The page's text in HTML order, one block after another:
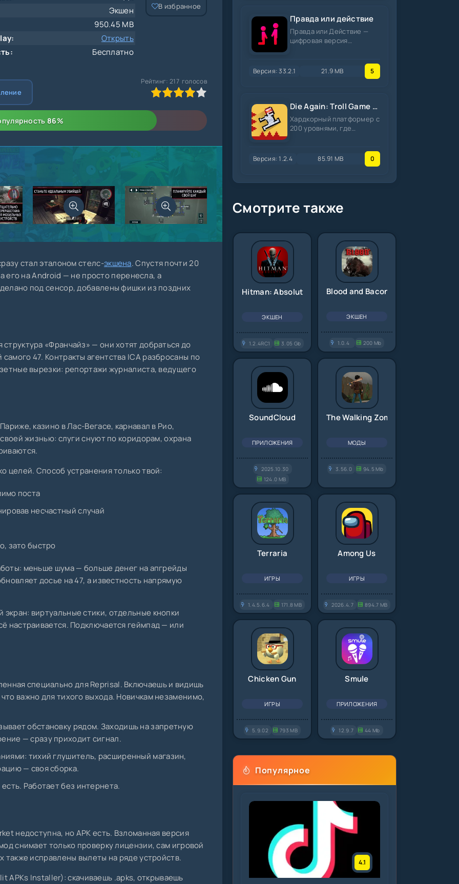
Экшен
950.45 MB
Открыть
Бесплатно
В избранное
Рейтинг: 217 голосов
86%
стал эталоном стелс-экшена. Спустя почти 20
его на Android — не просто перенесла, а
под сенсор, добавлены фишки из поздних
«Франчайз» — они хотят добраться до
47. Контракты агентства ICA разбросаны по
вырезки: репортажи журналиста, ведущего
казино в Лас-Вегасе, карнавал в Рио,
жизнью: слуги снуют по коридорам, охрана
целей. Способ устранения только твой:
поста
несчастный случай
зато быстро
меньше шума — больше денег на апгрейды
досье на 47, а известность напрямую
виртуальные стики, отдельные кнопки
настраивается. Подключается геймпад — или
специально для Reprisal. Включаешь и видишь
важно для тихого выхода. Новичкам незаменимо,
обстановку рядом. Заходишь на запретную
— сразу приходит сигнал.
тихий глушитель, расширенный магазин,
— своя сборка.
Работает без интернета.
недоступна, но APK есть. Взломанная версия
снимает только проверку лицензии, сам игровой
также исправлены вылеты на ряде устройств.
APKs Installer): скачиваешь .apks, открываешь
Правда или действие
Правда или Действие —
цифровая версия
базой из более 3500
Версия: 33.2.1 21.9 MB 5
Die Again: Troll Game Ever
Хардкорный платформер с
200 уровнями, где
случается
Версия: 1.2.4 85.91 MB 0
Смотрите также
Hitman: Absolution
ЭКШЕН
1.2.4RC1 3.05 Gb
Blood and Bacon
ЭКШЕН
1.0.4 200 Mb
SoundCloud
ПРИЛОЖЕНИЯ
2025.10.30
124.0 MB
The Walking Zombie 2
МОДЫ
3.56.0 94.5 Mb
Terraria
ИГРЫ
1.4.5.6.4 171.8 MB
Among Us
ИГРЫ
2026.4.7 894.7 MB
Chicken Gun
ИГРЫ
5.9.02 793 MB
Smule
ПРИЛОЖЕНИЯ
12.9.7 44 Mb
Популярное
4.1